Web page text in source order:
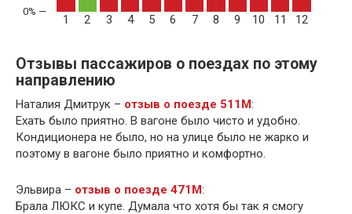
1 2 3 4 5 6 7 8 9 10 11 12
Отзывы пассажиров о поездах по этому
направлению
Наталия Дмитрук – отзыв о поезде 511М:
Ехать было приятно. В вагоне было чисто и удобно.
Кондиционера не было, но на улице было не жарко и
поэтому в вагоне было приятно и комфортно.
Эльвира – отзыв о поезде 471М:
Брала ЛЮКС и купе. Думала что хотя бы так я смогу